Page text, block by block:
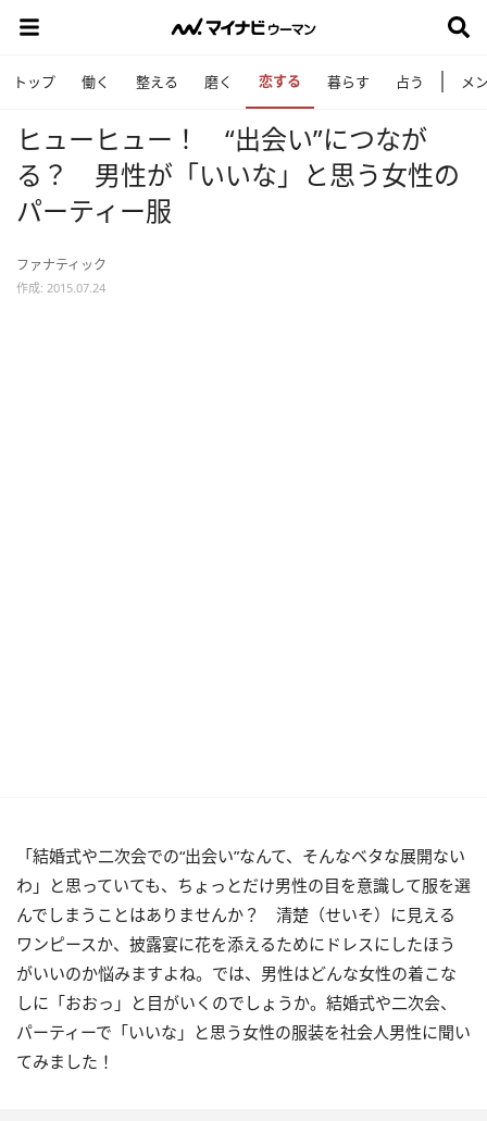
トップ 働く 整える 磨く 恋する 暮らす 占う メ
ヒューヒュー！ “出会い”につなが
る？ 男性が「いいな」と思う女性の
パーティー服
ファナティック
作成: 2015.07.24
「結婚式や二次会での“出会い”なんて、そんなベタな展開ない
わ」と思っていても、ちょっとだけ男性の目を意識して服を選
んでしまうことはありませんか？ 清楚（せいそ）に見える
ワンピースか、披露宴に花を添えるためにドレスにしたほう
がいいのか悩みますよね。では、男性はどんな女性の着こな
しに「おおっ」と目がいくのでしょうか。結婚式や二次会、
パーティーで「いいな」と思う女性の服装を社会人男性に聞い
てみました！